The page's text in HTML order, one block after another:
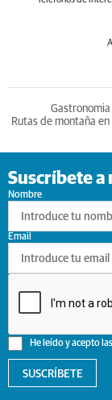
Gastronomia
Rutas de montaña en
Suscríbete
Nombre
He leído y acepto las
Email
SUSCRÍBETE